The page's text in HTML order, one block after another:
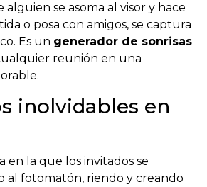
alguien se asoma al visor y hace
o posa con amigos, se captura
Es un generador de sonrisas
reunión en una
inolvidables en
en la que los invitados se
al fotomatón, riendo y creando